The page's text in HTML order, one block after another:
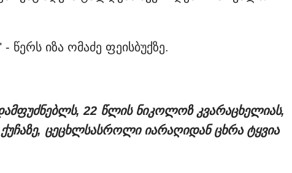
იზა ომაძე ფეისბუქზე.
22 წლის ნიკოლოზ კვარაცხელიას,
ცეცხლსასროლი იარაღიდან ცხრა ტყვია